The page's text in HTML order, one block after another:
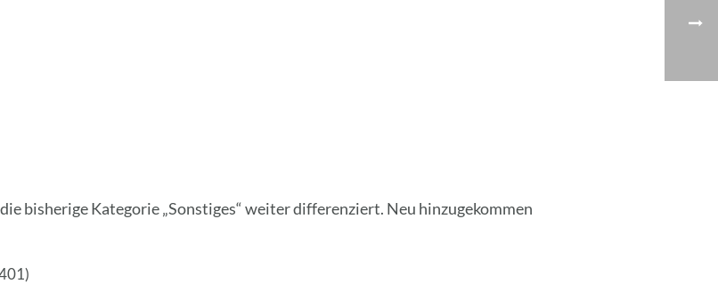
bisherige Kategorie „Sonstiges“ weiter differenziert. Neu hinzugekommen